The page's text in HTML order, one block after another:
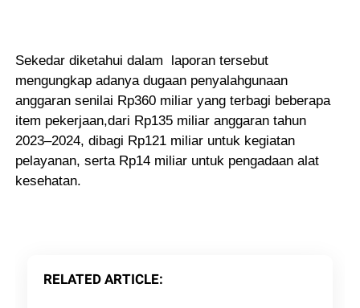
Sekedar diketahui dalam laporan tersebut
mengungkap adanya dugaan penyalahgunaan
anggaran senilai Rp360 miliar yang terbagi beberapa
item pekerjaan,dari Rp135 miliar anggaran tahun
2023–2024, dibagi Rp121 miliar untuk kegiatan
pelayanan, serta Rp14 miliar untuk pengadaan alat
kesehatan.
RELATED ARTICLE